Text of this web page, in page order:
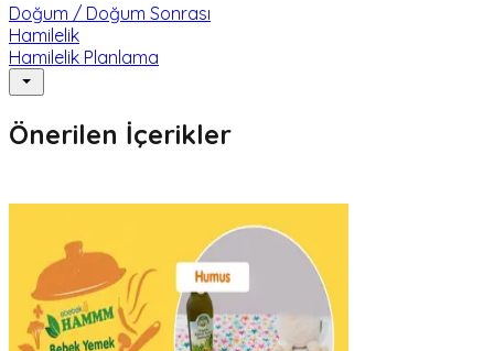
Doğum / Doğum Sonrası
Hamilelik
Hamilelik Planlama
Önerilen İçerikler